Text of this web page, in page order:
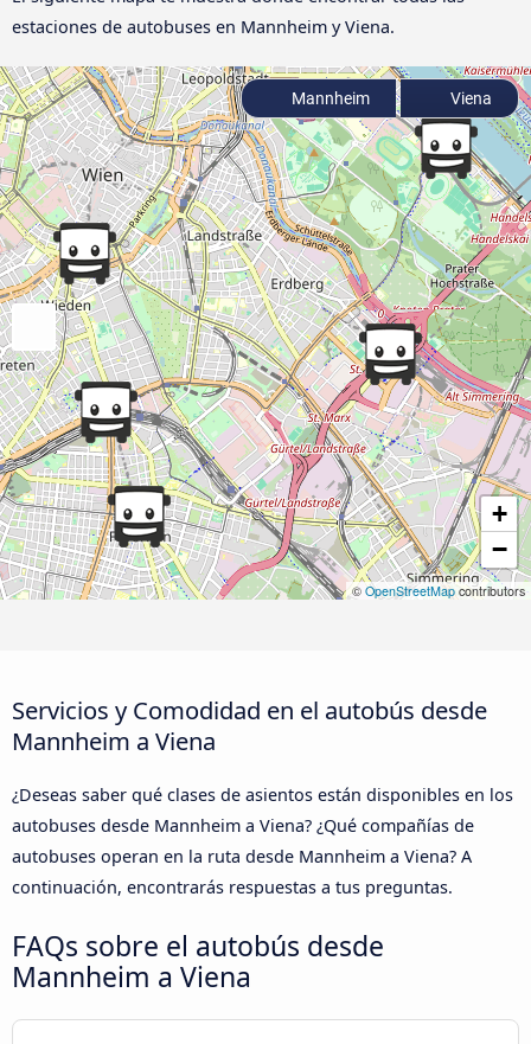
estaciones de autobuses en Mannheim y Viena.
+
−
© OpenStreetMapcontributors
Mannheim Viena
Servicios y Comodidad en el autobús desde
Mannheim a Viena
¿Deseas saber qué clases de asientos están disponibles en los
autobuses desde Mannheim a Viena? ¿Qué compañías de
autobuses operan en la ruta desde Mannheim a Viena? A
continuación, encontrarás respuestas a tus preguntas.
FAQs sobre el autobús desde
Mannheim a Viena